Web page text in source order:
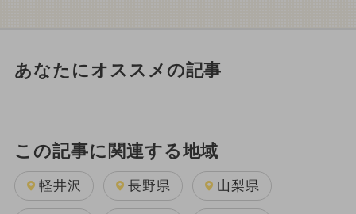
あなたにオススメの記事
この記事に関連する地域
軽井沢 長野県 山梨県